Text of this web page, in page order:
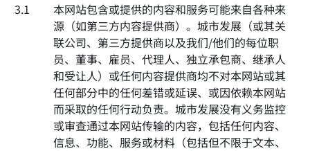
3.1
本网站包含或提供的内容和服务可能来自各种来
源（如第三方内容提供商）。城市发展（或其关
联公司、第三方提供商以及我们/他们的每位职
员、董事、雇员、代理人、独立承包商、继承人
和受让人）或任何内容提供商均不对本网站或其
任何部分中的任何差错或延误、或因依赖本网站
而采取的任何行动负责。城市发展没有义务监控
或审查通过本网站传输的内容，包括任何内容、
信息、功能、服务或材料（包括但不限于文本、